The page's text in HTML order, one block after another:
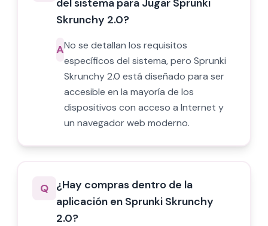
del sistema para Jugar Sprunki
Skrunchy 2.0?
ANo se detallan los requisitos
específicos del sistema, pero Sprunki
Skrunchy 2.0 está diseñado para ser
accesible en la mayoría de los
dispositivos con acceso a Internet y
un navegador web moderno.
Q ¿Hay compras dentro de la
aplicación en Sprunki Skrunchy
2.0?